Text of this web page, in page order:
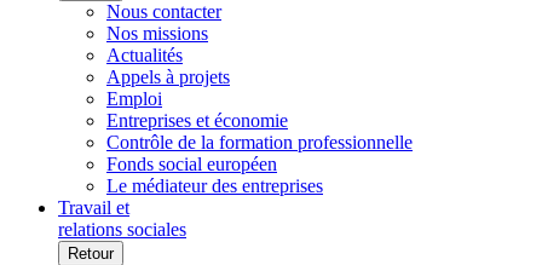
Nous contacter
Nos missions
Actualités
Appels à projets
Emploi
Entreprises et économie
Contrôle de la formation professionnelle
Fonds social européen
Le médiateur des entreprises
Travail et
relations sociales
Retour